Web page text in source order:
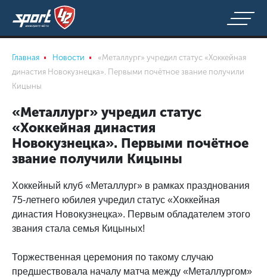
Главная Новости
«Металлург» учредил статус «Хоккейная
династия Новокузнецка». Первыми почётное звание получили
Кицыны
«Металлург» учредил статус
«Хоккейная династия
Новокузнецка». Первыми почётное
звание получили Кицыны
Хоккейный клуб «Металлург» в рамках празднования
75-летнего юбилея учредил статус «Хоккейная
династия Новокузнецка». Первым обладателем этого
звания стала семья Кицыных!
Торжественная церемония по такому случаю
предшествовала началу матча между «Металлургом»